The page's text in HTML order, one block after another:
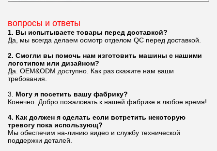
вопросы и ответы
1. Вы испытываете товары перед доставкой?
Да, мы всегда делаем осмотр отделом QC перед доставкой.
2. Смогли вы помочь нам изготовить машины с нашими
логотипом или дизайном?
Да. OEM&ODM доступно. Как раз скажите нам ваши
требования.
3. Могу я посетить вашу фабрику?
Конечно. Добро пожаловать к нашей фабрике в любое время!
4. Как должен я сделать если встретить некоторую
тревогу пока использующ?
Мы обеспечим на-линию видео и службу технической
поддержки деталей.